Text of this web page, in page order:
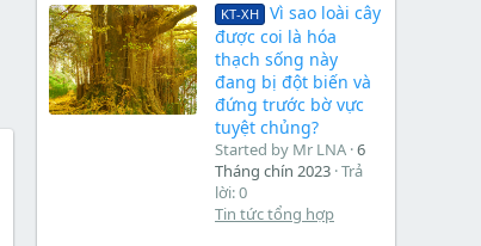
KT-XH
Vì sao loài cây
được coi là hóa
thạch sống này
đang bị đột biến và
đứng trước bờ vực
tuyệt chủng?
Started by Mr LNA 6
Tháng chín 2023 Trả
lời: 0
Tin tức tổng hợp